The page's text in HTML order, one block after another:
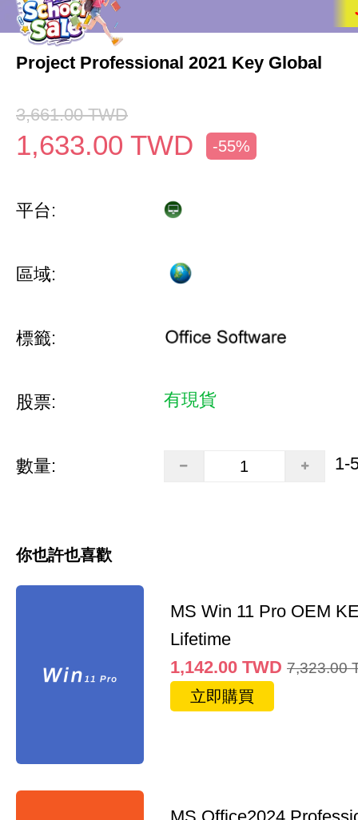
Project Professional 2021 Key Global
3,661.00 TWD
1,633.00 TWD -55%
平台:
區域:
標籤:
股票: 有現貨
數量: 1-
你也許也喜歡
MS Win 11 Pro OEM
Lifetime
1,142.00 TWD 7,323.00
立即購買